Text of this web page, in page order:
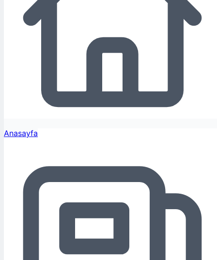
Anasayfa